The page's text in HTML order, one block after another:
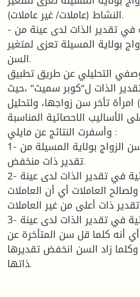
النشاط (عاملات/ غير عاملات).
- توجد فروق ذات دلالة احصائية في تقدير الذات لدى عينة من
بولاية المسيلة تعزى لمتغير
السن.
التحليلي عن طريق تطبيق
الذات ل"كوبر سميث" ،حيث
قدر أفراد عينة الدراسة ب (50) امرأة تأخر سن زواجها، ولتحليل
الأساليب الاحصائية المناسبة
وأسفرت النتائج عن مايلي :
1- تعاني النساء المتأخرات عن سن الزواج بولاية المسيلة من
تقدير ذات منخفض.
2- توجد فروق ذات دلالة احصائية في تقدير الذات لدى عينة
العاملات أي أن العاملات
ذات أعلى من غير العاملات.
3- توجد فروق ذات دلالة احصائية في تقدير الذات لدى عينة
أنه كلما قل سن المتأخرة عن
وكلما زاد السن انخفض تقديرها
ذاتها.